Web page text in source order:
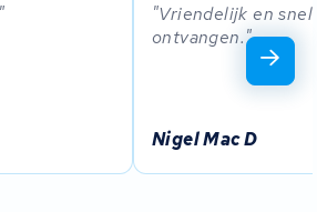
Vriendelijk en
ontvangen.
Nigel Mac D